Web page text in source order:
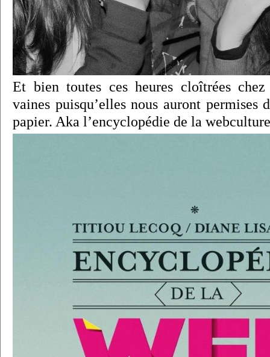
Et bien toutes ces heures cloîtrées
vaines puisqu’elles nous auront permises
papier. Aka l’encyclopédie de la